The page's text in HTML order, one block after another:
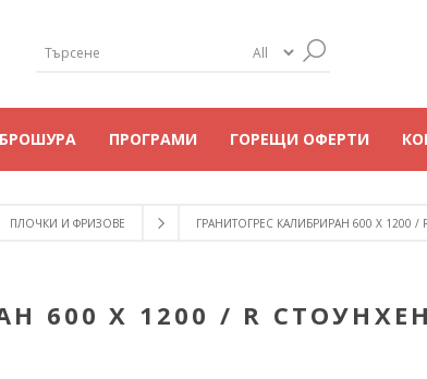
БРОШУРА ПРОГРАМИ ГОРЕЩИ ОФЕРТИ
ПЛОЧКИ И ФРИЗОВЕ ГРАНИТОГРЕС КАЛИБРИРАН 600 X 1200
600 X 1200 / R